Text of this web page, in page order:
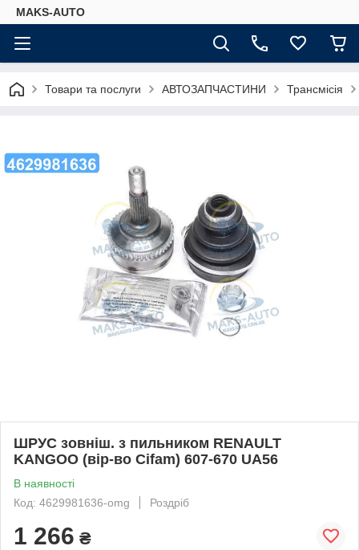
MAKS-AUTO
Товари та послуги АВТОЗАПЧАСТИНИ Трансмісія
ШРУС зовніш. з пильником RENAULT
KANGOO (вір-во Cifam) 607-670 UA56
В наявності
Код: 4629981636-omg
Роздріб
1 266 ₴